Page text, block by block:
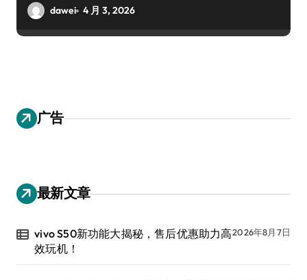
dawei 4 月 3, 2026
广告
最新文章
vivo S50新功能大揭秘，售后优惠助力高
效玩机！
2026年8月7日